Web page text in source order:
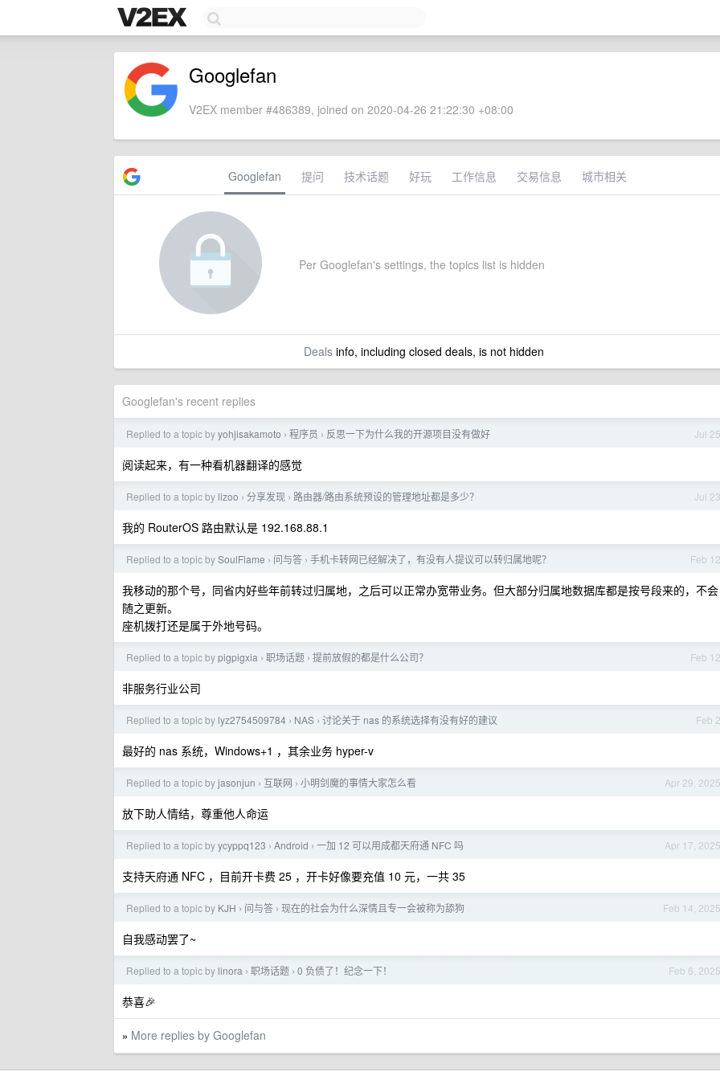
Googlefan
V2EX member #486389, joined on 2020-04-26 21:22:30 +08:00
Googlefan 提问 技术话题 好玩 工作信息 交易信息 城市相关
Per Googlefan's settings, the topics list is hidden
Dealsinfo, including closed deals, is not hidden
Googlefan's recent replies
Jul 25
Replied to a topic byyohjisakamoto › 程序员 › 反思一下为什么我的开源项目没有做好
阅读起来，有一种看机器翻译的感觉
Jul 23
Replied to a topic by lizoo › 分享发现 › 路由器/路由系统预设的管理地址都是多少？
我的 RouterOS 路由默认是 192.168.88.1
Feb 12
Replied to a topic bySoulFlame › 问与答 › 手机卡转网已经解决了，有没有人提议可以转归属地呢？
我移动的那个号，同省内好些年前转过归属地，之后可以正常办宽带业务。但大部分归属地数据库都是按号段来的，不会
随之更新。
座机拨打还是属于外地号码。
Feb 12
Replied to a topic bypigpigxia › 职场话题 › 提前放假的都是什么公司？
非服务行业公司
Feb 2
Replied to a topic by lyz2754509784 › NAS › 讨论关于 nas 的系统选择有没有好的建议
最好的 nas 系统，Windows+1 ，其余业务 hyper-v
Apr 29, 2025
Replied to a topic byjasonjun › 互联网 › 小明剑魔的事情大家怎么看
放下助人情结，尊重他人命运
Apr 17, 2025
Replied to a topic byycyppq123 › Android › 一加 12 可以用成都天府通 NFC 吗
支持天府通 NFC ，目前开卡费 25 ，开卡好像要充值 10 元，一共 35
Feb 14, 2025
Replied to a topic by KJH › 问与答 › 现在的社会为什么深情且专一会被称为舔狗
自我感动罢了~
Feb 6, 2025
Replied to a topic by linora › 职场话题 › 0 负债了！纪念一下！
恭喜🎉
» More replies by Googlefan